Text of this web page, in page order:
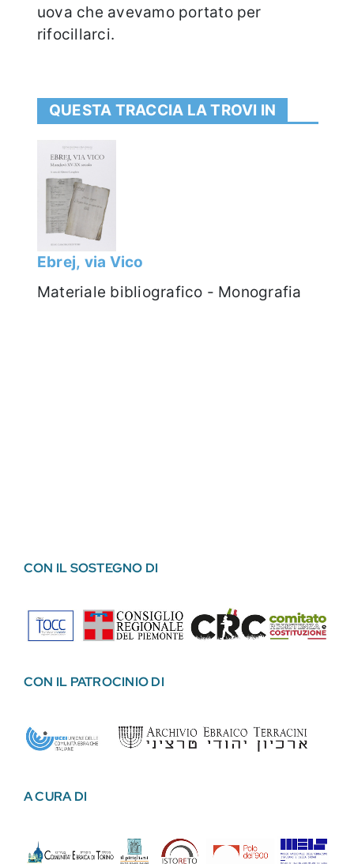
uova che avevamo portato per
rifocillarci.
QUESTA TRACCIA LA TROVI IN
Ebrej, via Vico
Materiale bibliografico - Monografia
CON IL SOSTEGNO DI
CON IL PATROCINIO DI
A CURA DI